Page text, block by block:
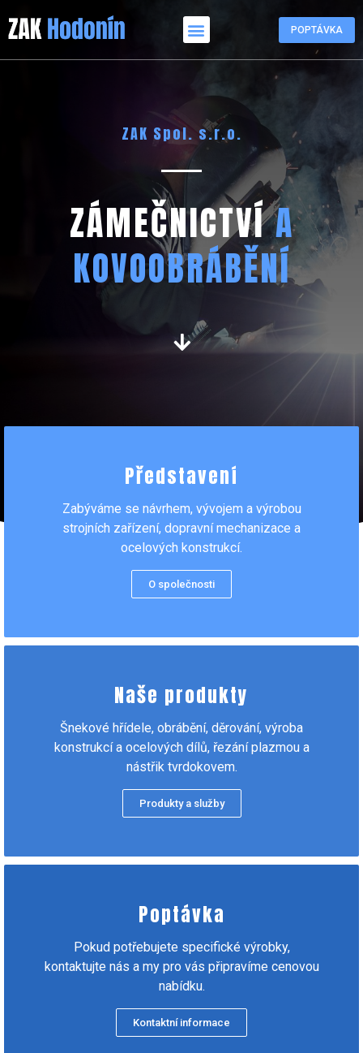
POPTÁVKA
ZAK Spol. s.r.o.
ZÁMEČNICTVÍA
KOVOOBRÁBĚNÍ
Představení
Zabýváme se návrhem, vývojem a výrobou
strojních zařízení, dopravní mechanizace a
ocelových konstrukcí.
O společnosti
Naše produkty
Šnekové hřídele, obrábění, děrování, výroba
konstrukcí a ocelových dílů, řezání plazmou a
nástřik tvrdokovem.
Produkty a služby
Poptávka
Pokud potřebujete specifické výrobky,
kontaktujte nás a my pro vás připravíme cenovou
nabídku.
Kontaktní informace